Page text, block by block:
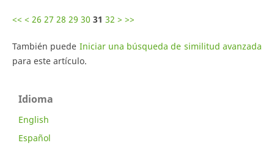
<< < 26 27 28 29 30 31 32 > >>
También puede Iniciar una búsqueda de similitud avanzada
para este artículo.
Idioma
English
Español